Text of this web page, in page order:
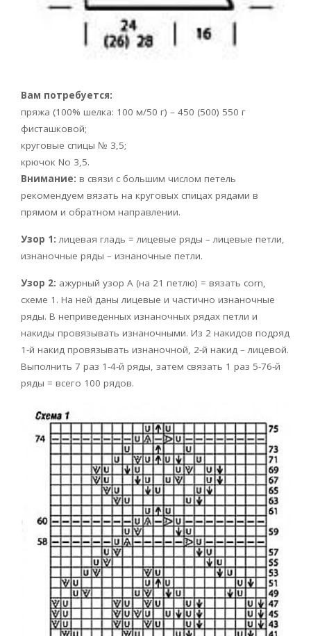
Вам потребуется:
пряжа (100% шелка: 100 м/50 г) – 450 (500) 550 г
фисташковой;
круговые спицы № 3,5;
крючок No 3,5.
Внимание: в связи с большим числом петель
рекомендуем вязать на круговых спицах рядами в
прямом и обратном направлении.
Узор 1:лицевая гладь = лицевые ряды – лицевые петли,
изнаночные ряды – изнаночные петли.
Узор 2: ажурный узор А (на 21 петлю) = вязать corn,
схеме 1. На ней даны лицевые и частично изнаночные
ряды. В неприведенных изнаночных рядах петли и
накиды провязывать изнаночными. Из 2 накидов подряд
1-й накид провязывать изнаночной, 2-й накид – лицевой.
Выполнить 7 раз 1-4-й ряды, затем связать 1 раз 5-76-й
ряды = всего 100 рядов.